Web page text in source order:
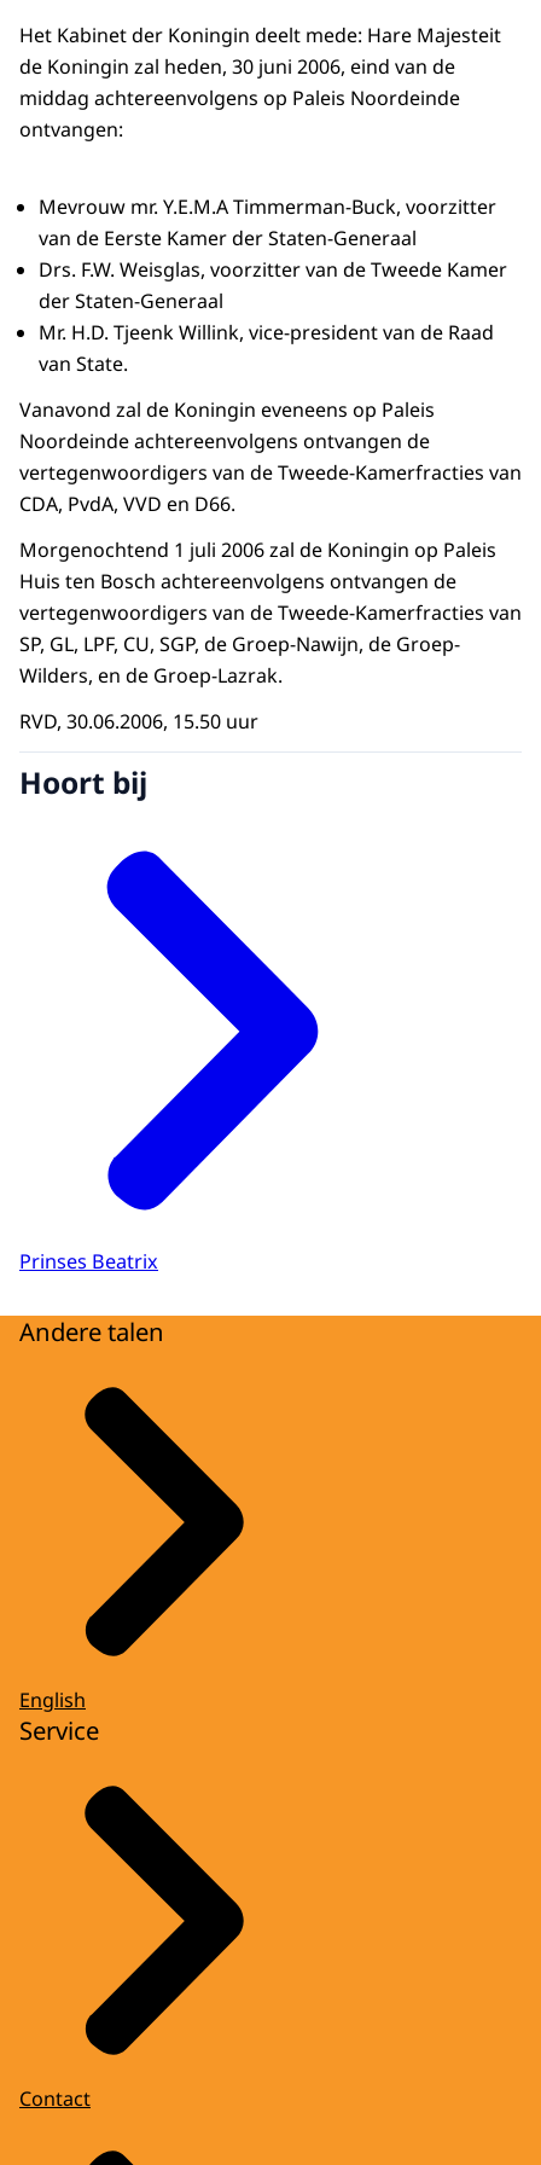
Het Kabinet der Koningin deelt mede: Hare Majesteit
de Koningin zal heden, 30 juni 2006, eind van de
middag achtereenvolgens op Paleis Noordeinde
ontvangen:
Mevrouw mr. Y.E.M.A Timmerman-Buck, voorzitter
van de Eerste Kamer der Staten-Generaal
Drs. F.W. Weisglas, voorzitter van de Tweede Kamer
der Staten-Generaal
Mr. H.D. Tjeenk Willink, vice-president van de Raad
van State.
Vanavond zal de Koningin eveneens op Paleis
Noordeinde achtereenvolgens ontvangen de
vertegenwoordigers van de Tweede-Kamerfracties van
CDA, PvdA, VVD en D66.
Morgenochtend 1 juli 2006 zal de Koningin op Paleis
Huis ten Bosch achtereenvolgens ontvangen de
vertegenwoordigers van de Tweede-Kamerfracties van
SP, GL, LPF, CU, SGP, de Groep-Nawijn, de Groep-
Wilders, en de Groep-Lazrak.
RVD, 30.06.2006, 15.50 uur
Hoort bij
Prinses Beatrix
Andere talen
English
Service
Contact